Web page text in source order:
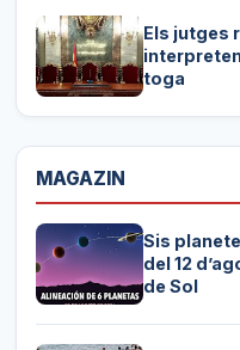
Els jutges
toga
MAGAZIN
Sis
del 12
de Sol